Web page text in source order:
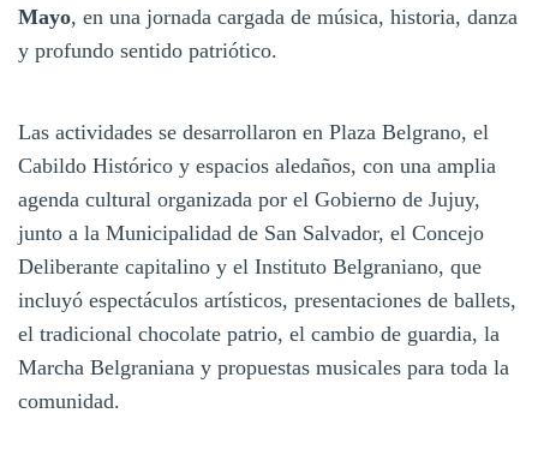
Mayo, en una jornada cargada de música, historia, danza
y profundo sentido patriótico.
Las actividades se desarrollaron en Plaza Belgrano, el
Cabildo Histórico y espacios aledaños, con una amplia
agenda cultural organizada por el Gobierno de Jujuy,
junto a la Municipalidad de San Salvador, el Concejo
Deliberante capitalino y el Instituto Belgraniano, que
incluyó espectáculos artísticos, presentaciones de ballets,
el tradicional chocolate patrio, el cambio de guardia, la
Marcha Belgraniana y propuestas musicales para toda la
comunidad.